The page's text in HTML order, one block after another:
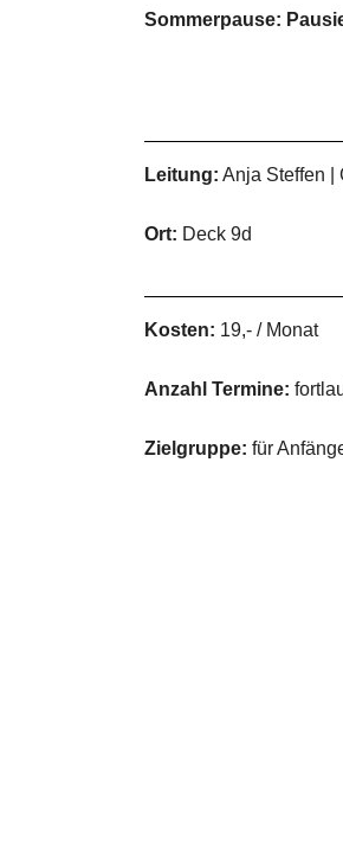
Sommerpause:
Leitung: Anja Steffen |
Ort: Deck 9d
Kosten: 19,- / Monat
Anzahl Termine:
Zielgruppe: für